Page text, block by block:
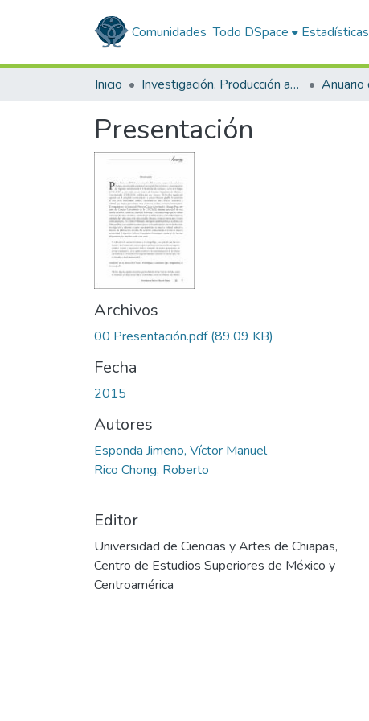
Comunidades Todo DSpace Estadísticas
Inicio Investigación. Producción académica
Presentación
Archivos
00 Presentación.pdf(89.09 KB)
Fecha
2015
Autores
Esponda Jimeno, Víctor Manuel
Rico Chong, Roberto
Editor
Universidad de Ciencias y Artes de Chiapas,
Centro de Estudios Superiores de México y
Centroamérica